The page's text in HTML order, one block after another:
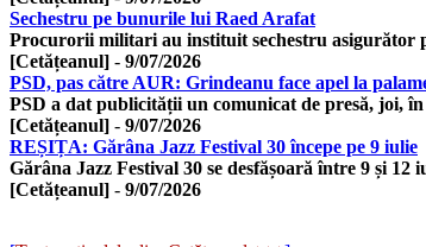
Sechestru pe bunurile lui Raed Arafat
Procurorii militari au instituit sechestru
[Cetățeanul] - 9/07/2026
PSD, pas către AUR: Grindeanu face apel la
PSD a dat publicității un comunicat de presă, joi,
[Cetățeanul] - 9/07/2026
REȘIȚA: Gărâna Jazz Festival 30 începe pe 9 iulie
Gărâna Jazz Festival 30 se desfășoară între 9 și 12
[Cetățeanul] - 9/07/2026